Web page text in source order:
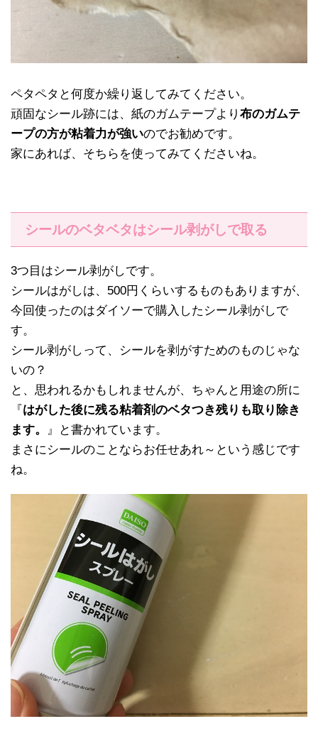
ペタペタと何度か繰り返してみてください。
頑固なシール跡には、紙のガムテープより 布のガムテ
ープの方が粘着力が強いのでお勧めです。
家にあれば、そちらを使ってみてくださいね。
シールのベタベタはシール剥がしで取る
3つ目はシール剥がしです。
シールはがしは、500円くらいするものもありますが、
今回使ったのはダイソーで購入したシール剥がしで
す。
シール剥がしって、シールを剥がすためのものじゃな
いの？
と、思われるかもしれませんが、ちゃんと用途の所に
『はがした後に残る粘着剤のベタつき残りも取り除き
ます。
』と書かれています。
まさにシールのことならお任せあれ～という感じです
ね。